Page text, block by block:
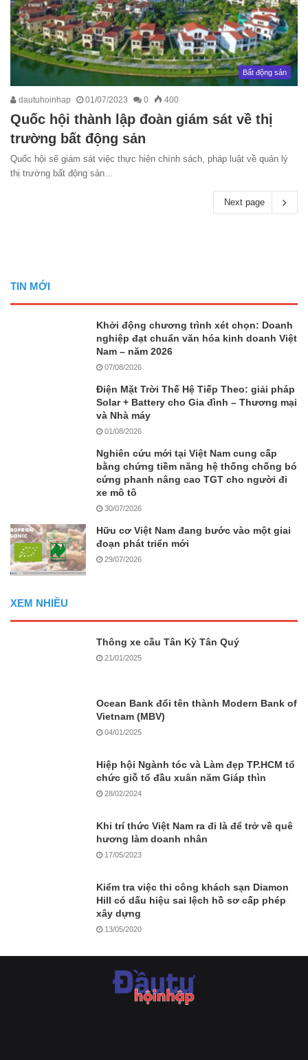
Bất động sản
dautuhoinhap 01/07/2023 0 400
Quốc hội thành lập đoàn giám sát về thị
trường bất động sản
Quốc hội sẽ giám sát việc thực hiện chính sách, pháp luật về quản lý
thị trường bất động sản…
Next page
TIN MỚI
Khởi động chương trình xét chọn: Doanh
nghiệp đạt chuẩn văn hóa kinh doanh Việt
Nam – năm 2026
07/08/2026
Điện Mặt Trời Thế Hệ Tiếp Theo: giải pháp
Solar + Battery cho Gia đình – Thương mại
và Nhà máy
01/08/2026
Nghiên cứu mới tại Việt Nam cung cấp
bằng chứng tiềm năng hệ thống chống bó
cứng phanh nâng cao TGT cho người đi
xe mô tô
30/07/2026
Hữu cơ Việt Nam đang bước vào một giai
đoạn phát triển mới
29/07/2026
XEM NHIỀU
Thông xe cầu Tân Kỳ Tân Quý
21/01/2025
Ocean Bank đổi tên thành Modern Bank of
Vietnam (MBV)
04/01/2025
Hiệp hội Ngành tóc và Làm đẹp TP.HCM tổ
chức giỗ tổ đầu xuân năm Giáp thìn
28/02/2024
Khi trí thức Việt Nam ra đi là để trở về quê
hương làm doanh nhân
17/05/2023
Kiểm tra việc thi công khách sạn Diamon
Hill có dấu hiệu sai lệch hồ sơ cấp phép
xây dựng
13/05/2020